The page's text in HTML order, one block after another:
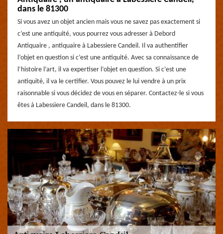
dans le 81300
Si vous avez un objet ancien mais vous ne savez pas exactement si
c’est une antiquité, vous pourrez vous adresser à Debord
Antiquaire , antiquaire à Labessiere Candeil. Il va authentifier
l’objet en question si c’est une antiquité. Avec sa connaissance de
l’histoire l’art, il va expertiser l’objet en question. Si c’est une
antiquité, il va le certifier. Vous pouvez le lui vendre à un prix
raisonnable si vous décidez de vous en séparer. Contactez-le si vous
êtes à Labessiere Candeil, dans le 81300.